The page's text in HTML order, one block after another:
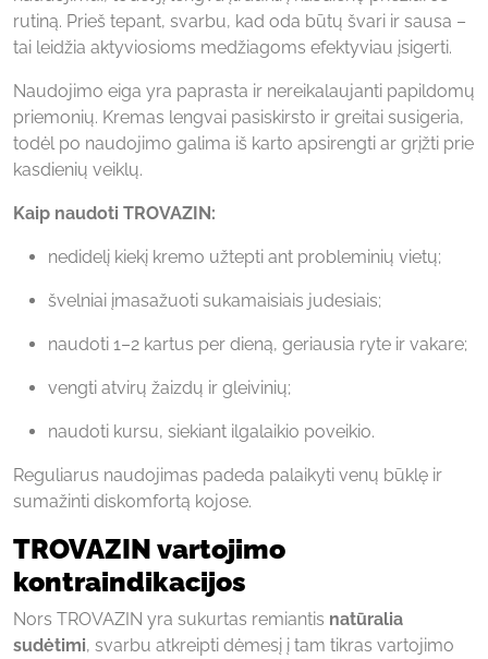
rutiną. Prieš tepant, svarbu, kad oda būtų švari ir sausa –
tai leidžia aktyviosioms medžiagoms efektyviau įsigerti.
Naudojimo eiga yra paprasta ir nereikalaujanti papildomų
priemonių. Kremas lengvai pasiskirsto ir greitai susigeria,
todėl po naudojimo galima iš karto apsirengti ar grįžti prie
kasdienių veiklų.
Kaip naudoti TROVAZIN:
nedidelį kiekį kremo užtepti ant probleminių vietų;
švelniai įmasažuoti sukamaisiais judesiais;
naudoti 1–2 kartus per dieną, geriausia ryte ir vakare;
vengti atvirų žaizdų ir gleivinių;
naudoti kursu, siekiant ilgalaikio poveikio.
Reguliarus naudojimas padeda palaikyti venų būklę ir
sumažinti diskomfortą kojose.
TROVAZIN vartojimo
kontraindikacijos
Nors TROVAZIN yra sukurtas remiantis natūralia
sudėtimi, svarbu atkreipti dėmesį į tam tikras vartojimo